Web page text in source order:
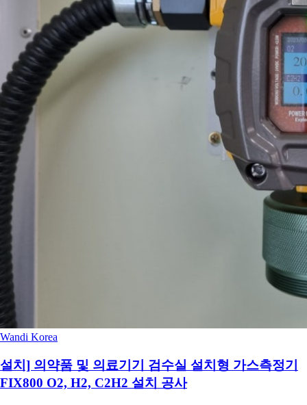
Wandi Korea
설치] 의약품 및 의료기기 검수실 설치형 가스측정기
FIX800 O2, H2, C2H2 설치 공사